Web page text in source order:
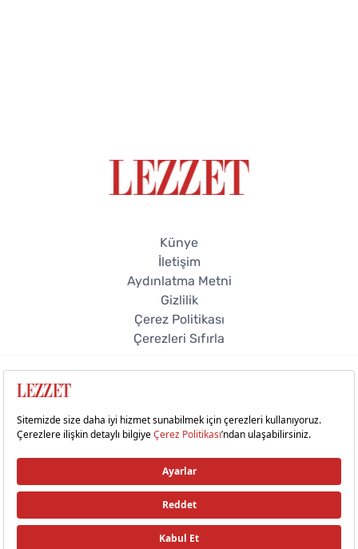
Künye
İletişim
Aydınlatma Metni
Gizlilik
Çerez Politikası
Çerezleri Sıfırla
© 2026 Lezzet Online. Tüm hakları saklıdır.